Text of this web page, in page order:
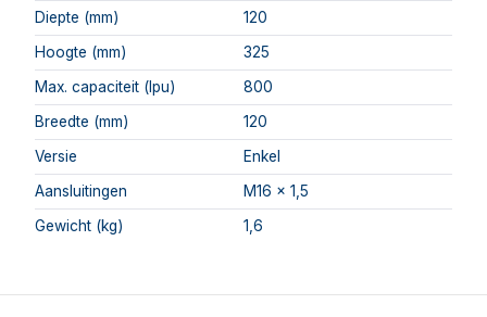
Diepte (mm)
120
Hoogte (mm)
325
Max. capaciteit (lpu)
800
Breedte (mm)
120
Versie
Enkel
Aansluitingen
M16 x 1,5
Gewicht (kg)
1,6